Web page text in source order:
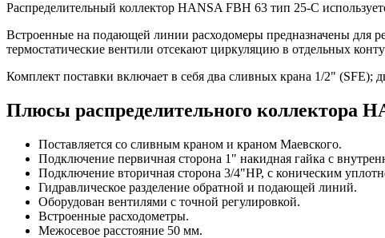
Распределительный коллектор HANSA FBH 63 тип 25-С
Встроенные на подающей линии расходомеры предназначены для
термостатические вентили отсекают циркуляцию в отдельных
Комплект поставки включает в себя два сливных крана 1/2"
Плюсы распределительного коллектора
Поставляется со сливным краном и краном Маевского.
Подключение первичная сторона 1" накидная гайка с
Подключение вторичная сторона 3/4"НР, с коническим
Гидравлическое разделение обратной и подающей линий.
Оборудован вентилями с точной регулировкой.
Встроенные расходометры.
Межосевое расстояние 50 мм.